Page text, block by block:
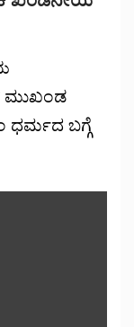
ಮುಖಂಡ
ಧರ್ಮದ ಬಗ್ಗೆ